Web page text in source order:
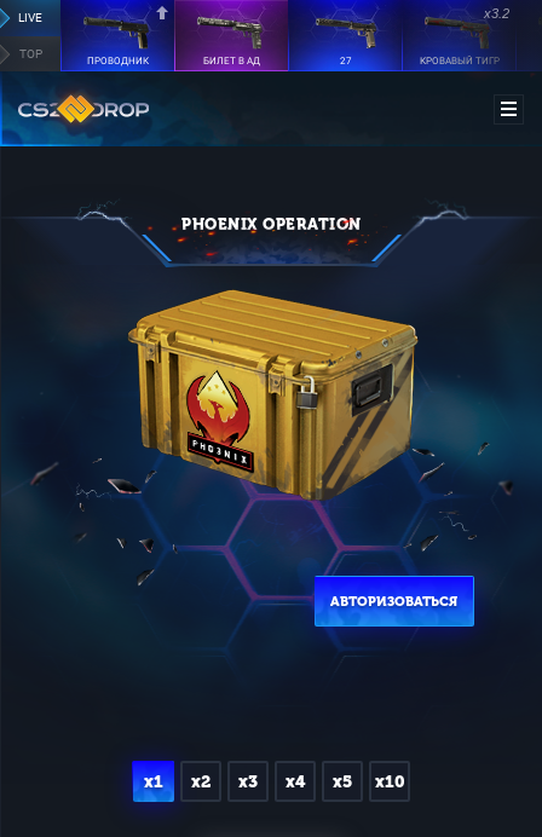
LIVE
TOP
ПРОВОДНИК БИЛЕТ В АД 27
x3.2
КРОВАВЫЙ ТИГР
PHOENIX OPERATION
АВТОРИЗОВАТЬСЯ
x1 x2 x3 x4 x5 x10